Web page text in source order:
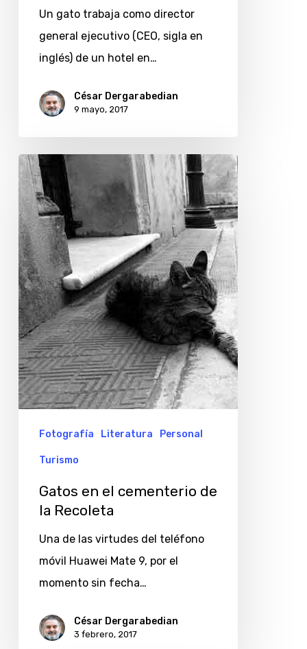
Golden
Francisco
Un gato trabaja como director
general ejecutivo (CEO, sigla en
inglés) de un hotel en…
César Dergarabedian
9 mayo, 2017
Gatos
en
cementerio
de
la
Recoleta
Fotografía Literatura Personal
Turismo
Gatos en el cementerio de
la Recoleta
Una de las virtudes del teléfono
móvil Huawei Mate 9, por el
momento sin fecha…
César Dergarabedian
3 febrero, 2017